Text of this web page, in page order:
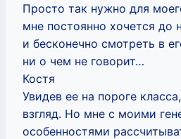
Просто так нужно для
мне постоянно хочется до
и бесконечно смотреть в
ни о чем не говорит…
Костя
Увидев ее на пороге
взгляд. Но мне с моими
особенностями